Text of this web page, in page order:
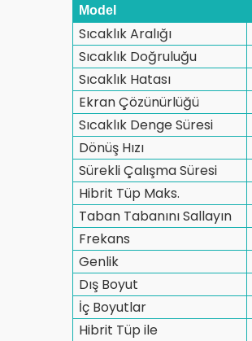
Model
Sıcaklık Aralığı
Sıcaklık Doğruluğu
Sıcaklık Hatası
Ekran Çözünürlüğü
Sıcaklık Denge Süresi
Dönüş Hızı
Sürekli Çalışma Süresi
Hibrit Tüp Maks.
Taban Tabanını Sallayın
Frekans
Genlik
Dış Boyut
İç Boyutlar
Hibrit Tüp ile